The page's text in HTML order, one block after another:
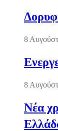
8
8
Νέα